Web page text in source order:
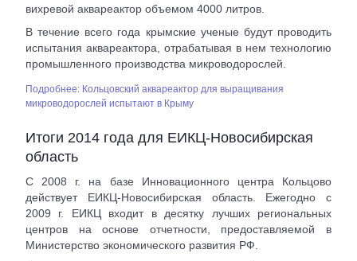
вихревой аквареактор объемом 4000 литров.
В течение всего года крымские ученые будут проводить
испытания аквареактора, отрабатывая в нем технологию
промышленного производства микроводорослей.
Подробнее: Кольцовский аквареактор для выращивания
микроводорослей испытают в Крыму
Итоги 2014 года для ЕИКЦ-Новосибирская
область
С 2008 г. на базе Инновационного центра Кольцово
действует ЕИКЦ-Новосибирская область. Ежегодно с
2009 г. ЕИКЦ входит в десятку лучших региональных
центров на основе отчетности, предоставляемой в
Министерство экономического развития РФ.